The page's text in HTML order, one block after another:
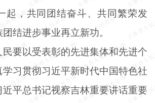
起，共同团结奋斗、共同繁荣发
结进步事业再立新功。
要以受表彰的先进集体和先进个
学习贯彻习近平新时代中国特色社
平总书记视察吉林重要讲话重要